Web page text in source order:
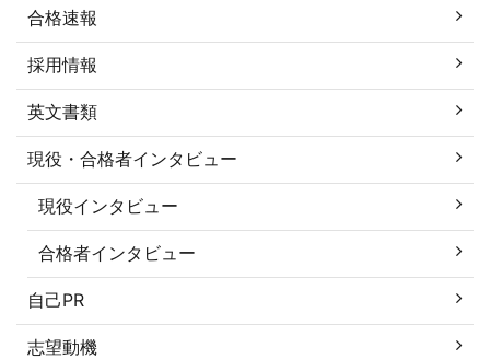
合格速報
採用情報
英文書類
現役・合格者インタビュー
現役インタビュー
合格者インタビュー
自己PR
志望動機